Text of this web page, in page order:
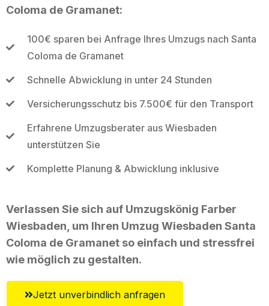
Coloma de Gramanet:
100€ sparen bei Anfrage Ihres Umzugs nach Santa
Coloma de Gramanet
Schnelle Abwicklung in unter 24 Stunden
Versicherungsschutz bis 7.500€ für den Transport
Erfahrene Umzugsberater aus Wiesbaden
unterstützen Sie
Komplette Planung & Abwicklung inklusive
Verlassen Sie sich auf Umzugskönig Farber
Wiesbaden, um Ihren Umzug Wiesbaden Santa
Coloma de Gramanet so einfach und stressfrei
wie möglich zu gestalten.
Jetzt unverbindlich anfragen